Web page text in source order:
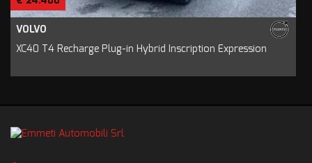
VOLVO
XC40 T4 Recharge Plug-in Hybrid Inscription Expression